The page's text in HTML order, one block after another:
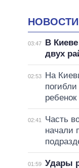
НОВОСТИ
03:47
В
двух
02:53
На
ребенок
02:41
Часть
начали
01:59 Удары